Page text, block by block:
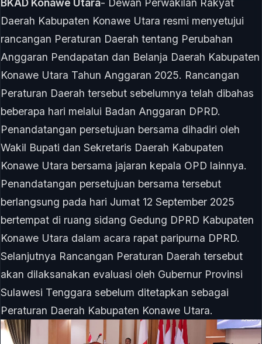
BKAD Konawe Utara- Dewan Perwakilan Rakyat
Daerah Kabupaten Konawe Utara resmi menyetujui
rancangan Peraturan Daerah tentang Perubahan
Anggaran Pendapatan dan Belanja Daerah Kabupaten
Konawe Utara Tahun Anggaran 2025. Rancangan
Peraturan Daerah tersebut sebelumnya telah dibahas
beberapa hari melalui Badan Anggaran DPRD.
Penandatangan persetujuan bersama dihadiri oleh
Wakil Bupati dan Sekretaris Daerah Kabupaten
Konawe Utara bersama jajaran kepala OPD lainnya.
Penandatangan persetujuan bersama tersebut
berlangsung pada hari Jumat 12 September 2025
bertempat di ruang sidang Gedung DPRD Kabupaten
Konawe Utara dalam acara rapat paripurna DPRD.
Selanjutnya Rancangan Peraturan Daerah tersebut
akan dilaksanakan evaluasi oleh Gubernur Provinsi
Sulawesi Tenggara sebelum ditetapkan sebagai
Peraturan Daerah Kabupaten Konawe Utara.